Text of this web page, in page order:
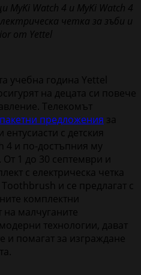
Watch 4 и MyKi Watch 4
четка за зъби и
от Yettel
учебна година Yettel
на децата си повече
Телекомът
предложения за
с детския
4 и по-достъпния му
От 1 до 30 септември и
с електрическа четка
и се предлагат с
комплектни
малчуганите
технологии, дават
и помагат за изграждане